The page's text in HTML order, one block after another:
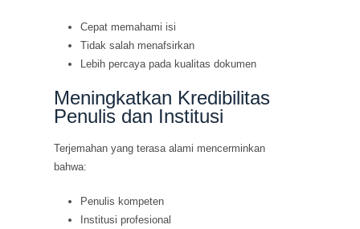
Cepat memahami isi
Tidak salah menafsirkan
Lebih percaya pada kualitas dokumen
Meningkatkan Kredibilitas
Penulis dan Institusi
Terjemahan yang terasa alami mencerminkan
bahwa:
Penulis kompeten
Institusi profesional